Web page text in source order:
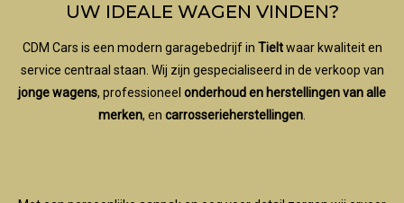
UW IDEALE WAGEN VINDEN?
CDM Cars is een modern garagebedrijf in Tieltwaar kwaliteit en
service centraal staan. Wij zijn gespecialiseerd in de verkoop van
jonge wagens, professioneel onderhoud en herstellingen van alle
merken, en carrosserieherstellingen.